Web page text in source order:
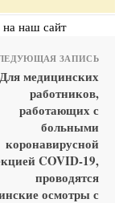
на наш сайт
ЗАПИСЬ
Для медицинских
работников,
работающих с
больными
коронавирусной
COVID-19,
проводятся
осмотры с